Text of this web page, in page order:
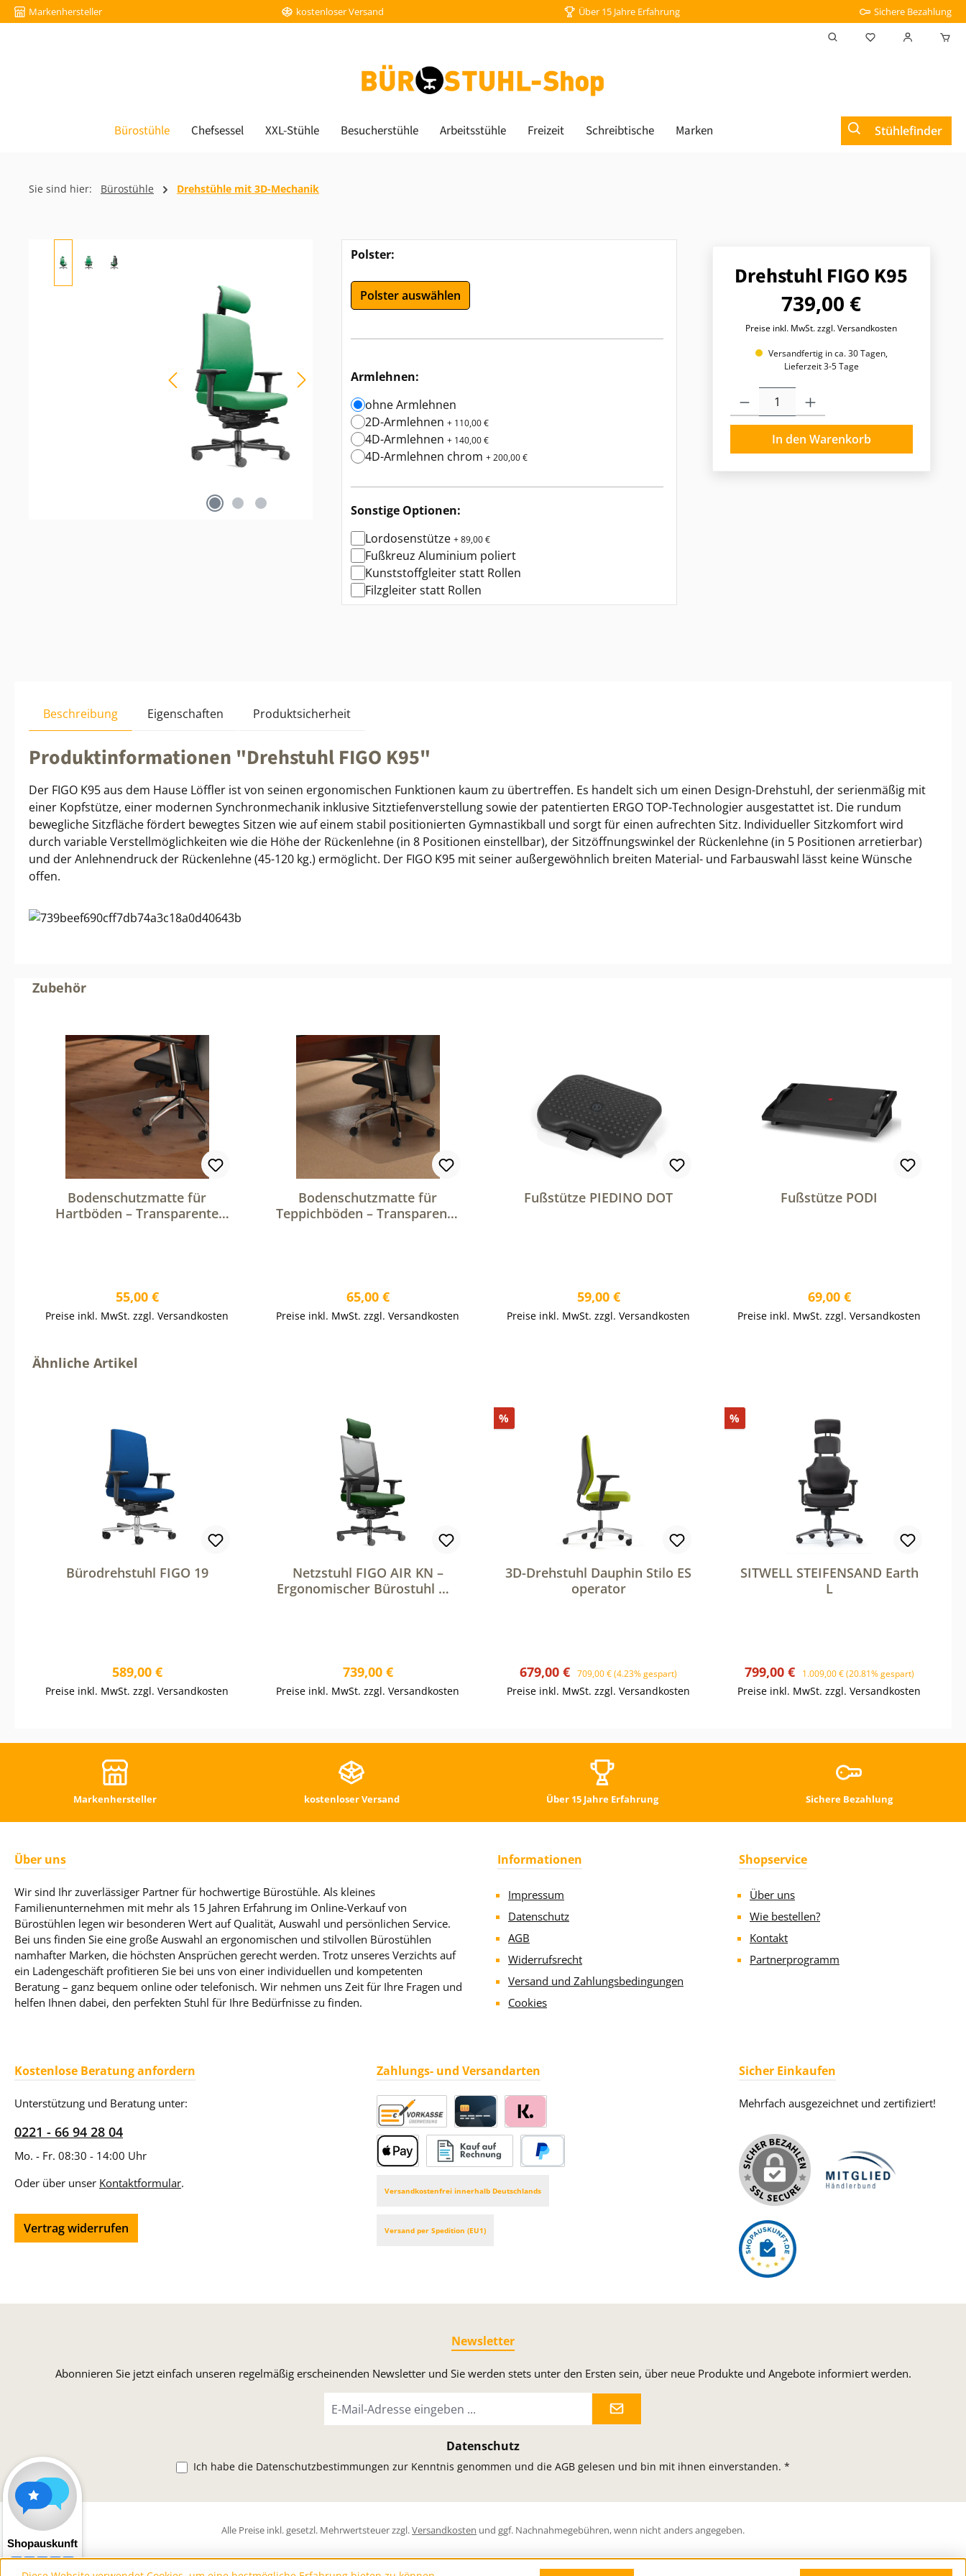
Hauptinhalt springen
Zur Suche springen
Zur Hauptnavigation springen
Markenhersteller kostenloser Versand Über 15 Jahre Erfahrung Sichere Bezahlung
Du hast 0
Bürostühle Chefsessel XXL-Stühle Besucherstühle Arbeitsstühle Freizeit Schreibtische Marken Stühlefinder
Sie sind hier: Bürostühle Drehstühle mit 3D-Mechanik
Polster:
Polster auswählen
Armlehnen:
ohne Armlehnen
2D-Armlehnen + 110,00 €
4D-Armlehnen + 140,00 €
4D-Armlehnen chrom + 200,00 €
Sonstige Optionen:
Lordosenstütze + 89,00 €
Fußkreuz Aluminium poliert
Kunststoffgleiter statt Rollen
Filzgleiter statt Rollen
Drehstuhl FIGO K95
Regulärer Preis:
739,00 €
Preise inkl. MwSt. zzgl. Versandkosten
Versandfertig in ca. 30 Tagen,
Lieferzeit 3-5 Tage
Produkt Anzahl: Gib den gewünschten Wert
In den Warenkorb
Beschreibung Eigenschaften Produktsicherheit
Produktinformationen "Drehstuhl FIGO K95"
Der FIGO K95 aus dem Hause Löffler ist von seinen ergonomischen Funktionen kaum zu übertreffen. Es handelt sich um einen Design-Drehstuhl, der serienmäßig mit
einer Kopfstütze, einer modernen Synchronmechanik inklusive Sitztiefenverstellung sowie der patentierten ERGO TOP-Technologier ausgestattet ist. Die rundum
bewegliche Sitzfläche fördert bewegtes Sitzen wie auf einem stabil positionierten Gymnastikball und sorgt für einen aufrechten Sitz. Individueller Sitzkomfort wird
durch variable Verstellmöglichkeiten wie die Höhe der Rückenlehne (in 8 Positionen einstellbar), der Sitzöffnungswinkel der Rückenlehne (in 5 Positionen arretierbar)
und der Anlehnendruck der Rückenlehne (45-120 kg.) ermöglicht. Der FIGO K95 mit seiner außergewöhnlich breiten Material- und Farbauswahl lässt keine Wünsche
offen.
Produktgalerie überspringen
Zubehör
Bodenschutzmatte für
Hartböden – Transparente
Regulärer Preis:
55,00 €
Preise inkl. MwSt. zzgl. Versandkosten
Bodenschutzmatte für
Teppichböden – Transparente
Regulärer Preis:
65,00 €
Preise inkl. MwSt. zzgl. Versandkosten
Fußstütze PIEDINO DOT
Regulärer Preis:
59,00 €
Preise inkl. MwSt. zzgl. Versandkosten
Fußstütze PODI
Regulärer Preis:
69,00 €
Preise inkl. MwSt. zzgl. Versandkosten
Produktgalerie überspringen
Ähnliche Artikel
Bürodrehstuhl FIGO 19
Regulärer Preis:
589,00 €
Preise inkl. MwSt. zzgl. Versandkosten
Netzstuhl FIGO AIR KN –
Ergonomischer Bürostuhl mit
Regulärer Preis:
739,00 €
Preise inkl. MwSt. zzgl. Versandkosten
%
3D-Drehstuhl Dauphin Stilo ES
operator
Verkaufspreis:
679,00 € Regulärer Preis:
709,00 €(4.23% gespart)
Preise inkl. MwSt. zzgl. Versandkosten
%
SITWELL STEIFENSAND Earth
L
Verkaufspreis:
799,00 € Regulärer Preis:
1.009,00 € (20.81% gespart)
Preise inkl. MwSt. zzgl. Versandkosten
Markenhersteller kostenloser Versand Über 15 Jahre Erfahrung Sichere Bezahlung
Über uns
Wir sind Ihr zuverlässiger Partner für hochwertige Bürostühle. Als kleines
Familienunternehmen mit mehr als 15 Jahren Erfahrung im Online-Verkauf von
Bürostühlen legen wir besonderen Wert auf Qualität, Auswahl und persönlichen Service.
Bei uns finden Sie eine große Auswahl an ergonomischen und stilvollen Bürostühlen
namhafter Marken, die höchsten Ansprüchen gerecht werden. Trotz unseres Verzichts auf
ein Ladengeschäft profitieren Sie bei uns von einer individuellen und kompetenten
Beratung – ganz bequem online oder telefonisch. Wir nehmen uns Zeit für Ihre Fragen und
helfen Ihnen dabei, den perfekten Stuhl für Ihre Bedürfnisse zu finden.
Informationen
Impressum
Datenschutz
AGB
Widerrufsrecht
Versand und Zahlungsbedingungen
Cookies
Shopservice
Über uns
Wie bestellen?
Kontakt
Partnerprogramm
Kostenlose Beratung anfordern
Unterstützung und Beratung unter:
0221 - 66 94 28 04
Mo. - Fr. 08:30 - 14:00 Uhr
Oder über unser Kontaktformular.
Vertrag widerrufen
Zahlungs- und Versandarten
Vorkasse KreditkarteKlarna
Versandkostenfrei innerhalb Deutschlands
Versand per Spedition (EU1)
Sicher Einkaufen
Mehrfach ausgezeichnet und zertifiziert!
Newsletter
Abonnieren Sie jetzt einfach unseren regelmäßig erscheinenden Newsletter und Sie werden stets unter den Ersten sein, über neue Produkte und Angebote informiert werden.
Mail-
Datenschutz
Ich habe die Datenschutzbestimmungen zur Kenntnis genommen und die AGB gelesen und bin mit ihnen einverstanden. *
Alle Preise inkl. gesetzl. Mehrwertsteuer zzgl.Versandkosten und ggf. Nachnahmegebühren, wenn nicht anders angegeben.